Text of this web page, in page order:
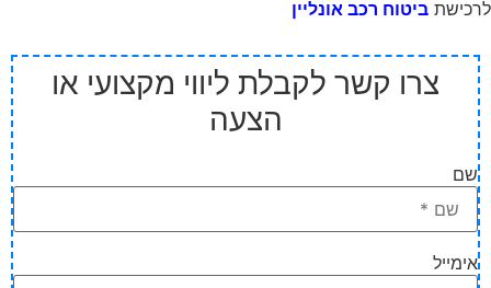
לרכישת ביטוח רכב אונליין
צרו קשר לקבלת ליווי מקצועי או
הצעה
שם
אימייל